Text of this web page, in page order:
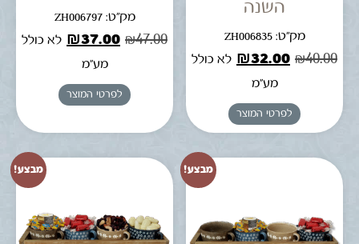
השנה
מק"ט: ZH006835
₪40.00
₪32.00
לא כולל
מע"מ
לפרטי המוצר
מק"ט: ZH006797
₪47.00
₪37.00
לא כולל
מע"מ
לפרטי המוצר
מבצע! מבצע!